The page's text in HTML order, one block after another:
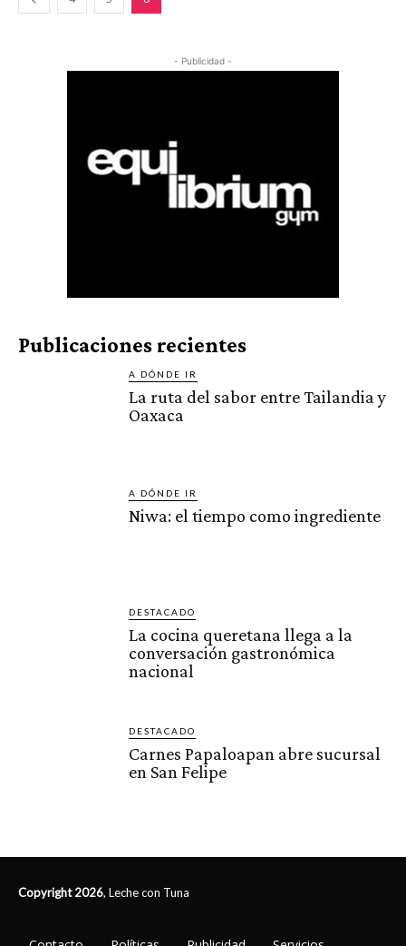
- Publicidad -
Publicaciones recientes
A DÓNDE IR
La ruta del sabor entre Tailandia y
Oaxaca
A DÓNDE IR
Niwa: el tiempo como ingrediente
DESTACADO
La cocina queretana llega a la
conversación gastronómica
nacional
DESTACADO
Carnes Papaloapan abre sucursal
en San Felipe
Copyright 2026, Leche con Tuna